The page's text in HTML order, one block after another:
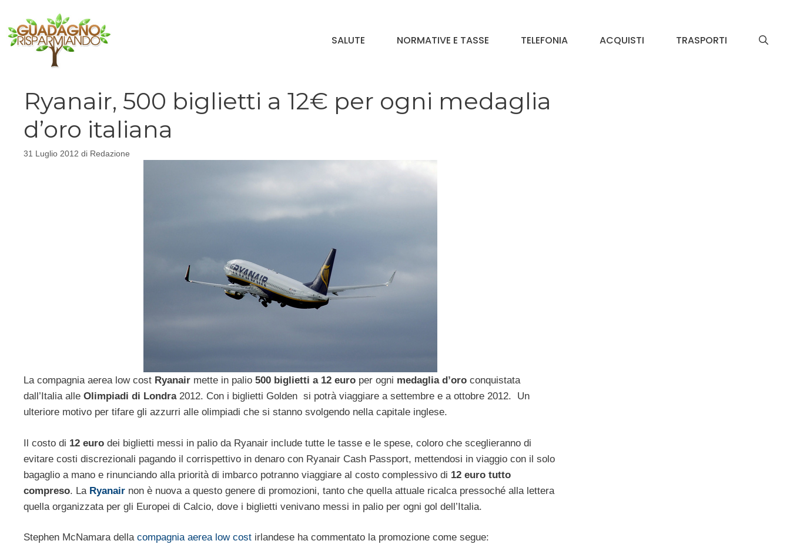
contenuto
SALUTE NORMATIVE E TASSE TELEFONIA ACQUISTI TRASPORTI
Ryanair, 500 biglietti a 12€ per ogni medaglia
d’oro italiana
31 Luglio 2012 di Redazione
La compagnia aerea low cost Ryanair mette in palio 500 biglietti a 12 euro per ogni medaglia d’oro conquistata
dall’Italia alle Olimpiadi di Londra2012. Con i biglietti Golden si potrà viaggiare a settembre e a ottobre 2012. Un
ulteriore motivo per tifare gli azzurri alle olimpiadi che si stanno svolgendo nella capitale inglese.
Il costo di 12 euro dei biglietti messi in palio da Ryanair include tutte le tasse e le spese, coloro che sceglieranno di
evitare costi discrezionali pagando il corrispettivo in denaro con Ryanair Cash Passport, mettendosi in viaggio con il solo
bagaglio a mano e rinunciando alla priorità di imbarco potranno viaggiare al costo complessivo di 12 euro tutto
compreso. La Ryanair non è nuova a questo genere di promozioni, tanto che quella attuale ricalca pressoché alla lettera
quella organizzata per gli Europei di Calcio, dove i biglietti venivano messi in palio per ogni gol dell’Italia.
Stephen McNamara della compagnia aerea low cost irlandese ha commentato la promozione come segue: